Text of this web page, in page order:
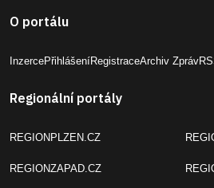
O portálu
InzercePřihlášeníRegistraceArchiv Zpráv
Regionální portály
REGIONPLZEN.CZ
REGIONZAPAD.CZ